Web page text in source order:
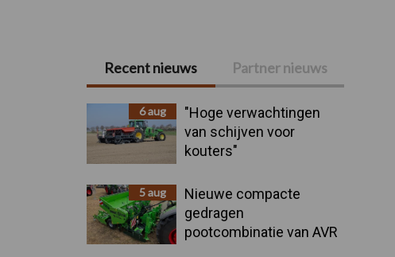
Primaire
Sidebar
Recent nieuws Partner nieuws
6 aug
"Hoge verwachtingen
van schijven voor
kouters"
5 aug
Nieuwe compacte
gedragen
pootcombinatie van AVR